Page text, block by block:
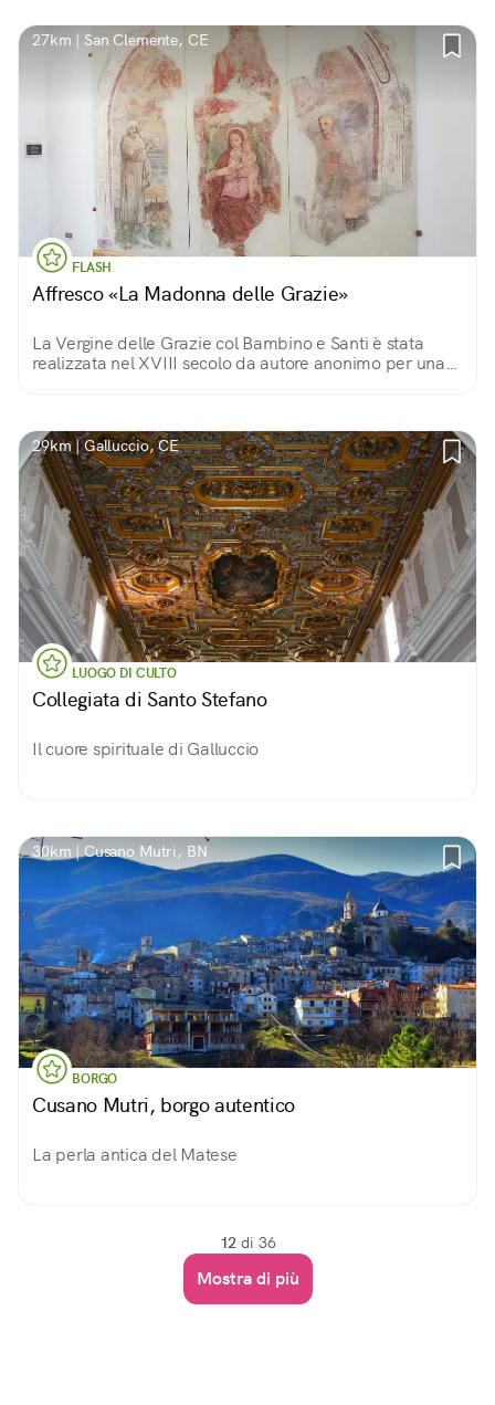
27km | San Clemente, CE
FLASH
Affresco «La Madonna delle Grazie»
La Vergine delle Grazie col Bambino e Santi è stata
realizzata nel XVIII secolo da autore anonimo per una
29km | Galluccio, CE
LUOGO DI CULTO
Collegiata di Santo Stefano
Il cuore spirituale di Galluccio
30km | Cusano Mutri, BN
BORGO
Cusano Mutri, borgo autentico
La perla antica del Matese
12 di 36
Mostra di più